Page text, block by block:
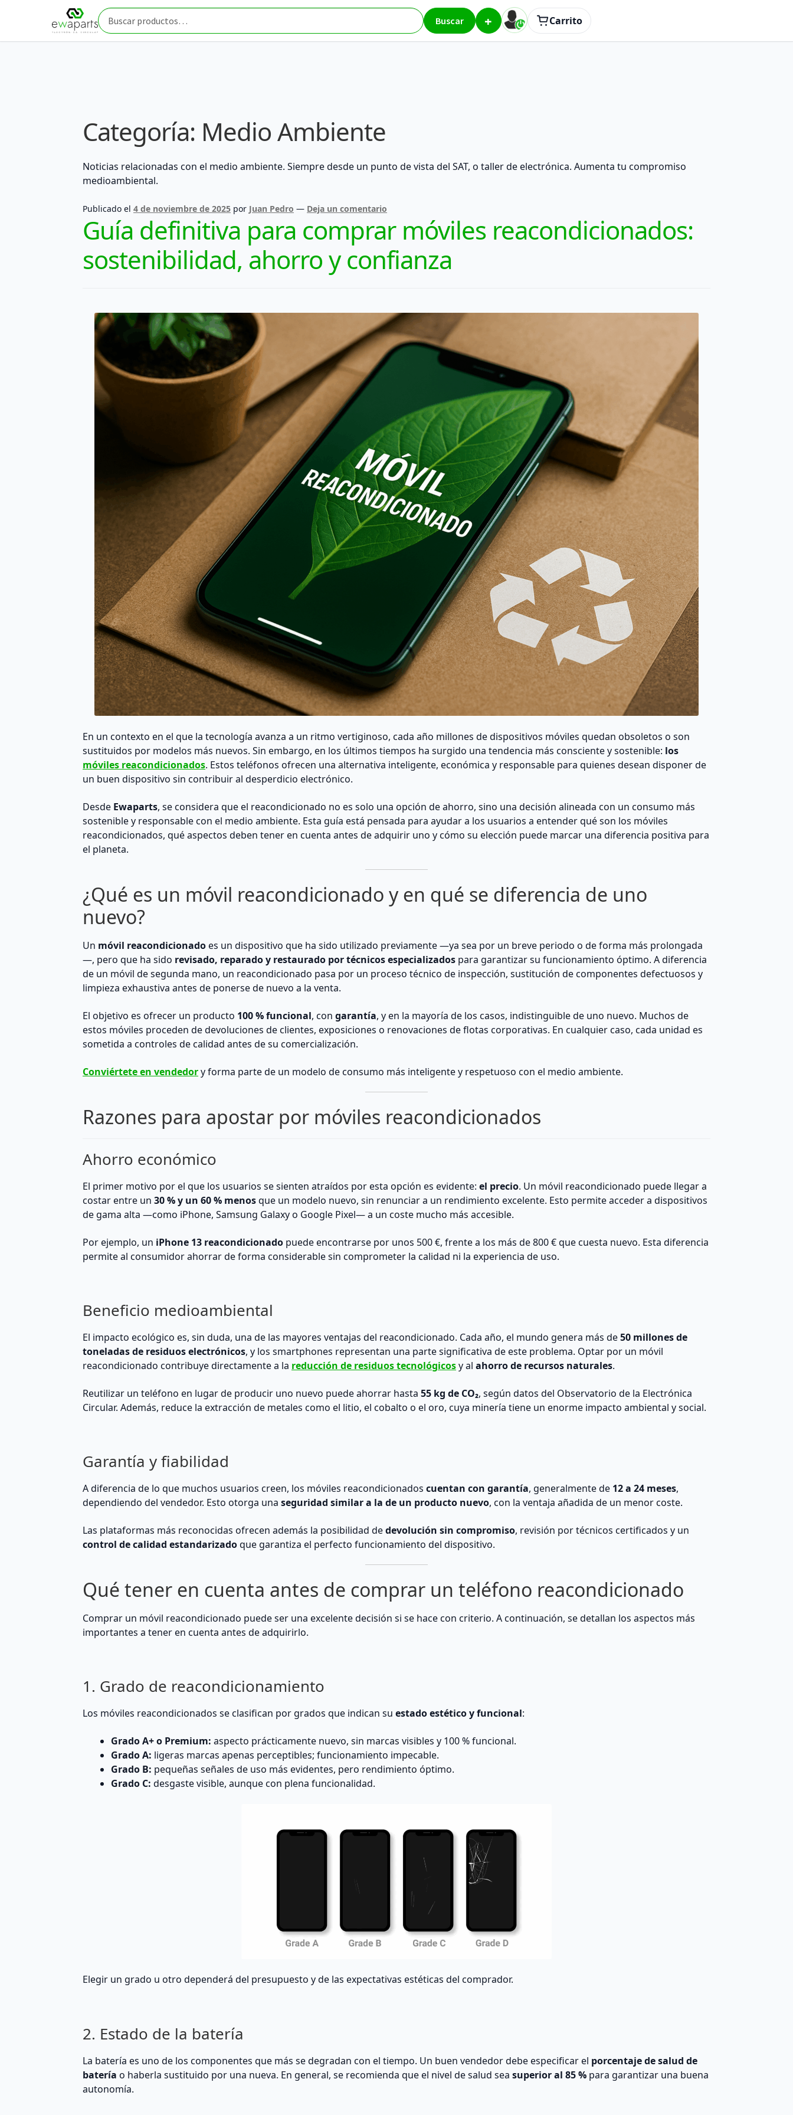
Buscar
por:
Buscar + Carrito
Inicio Medio Ambiente
Categoría: Medio Ambiente
Noticias relacionadas con el medio ambiente. Siempre desde un punto de vista del SAT, o taller de electrónica. Aumenta tu compromiso
medioambiental.
Publicado el4 de noviembre de 2025 por Juan Pedro — Deja un comentario
Guía definitiva para comprar móviles reacondicionados:
sostenibilidad, ahorro y confianza
En un contexto en el que la tecnología avanza a un ritmo vertiginoso, cada año millones de dispositivos móviles quedan obsoletos o son
sustituidos por modelos más nuevos. Sin embargo, en los últimos tiempos ha surgido una tendencia más consciente y sostenible: los
móviles reacondicionados. Estos teléfonos ofrecen una alternativa inteligente, económica y responsable para quienes desean disponer de
un buen dispositivo sin contribuir al desperdicio electrónico.
Desde Ewaparts, se considera que el reacondicionado no es solo una opción de ahorro, sino una decisión alineada con un consumo más
sostenible y responsable con el medio ambiente. Esta guía está pensada para ayudar a los usuarios a entender qué son los móviles
reacondicionados, qué aspectos deben tener en cuenta antes de adquirir uno y cómo su elección puede marcar una diferencia positiva para
el planeta.
¿Qué es un móvil reacondicionado y en qué se diferencia de uno
nuevo?
Un móvil reacondicionadoes un dispositivo que ha sido utilizado previamente —ya sea por un breve periodo o de forma más prolongada
—, pero que ha sido revisado, reparado y restaurado por técnicos especializados para garantizar su funcionamiento óptimo. A diferencia
de un móvil de segunda mano, un reacondicionado pasa por un proceso técnico de inspección, sustitución de componentes defectuosos y
limpieza exhaustiva antes de ponerse de nuevo a la venta.
El objetivo es ofrecer un producto 100 % funcional, congarantía, y en la mayoría de los casos, indistinguible de uno nuevo. Muchos de
estos móviles proceden de devoluciones de clientes, exposiciones o renovaciones de flotas corporativas. En cualquier caso, cada unidad es
sometida a controles de calidad antes de su comercialización.
Conviértete en vendedory forma parte de un modelo de consumo más inteligente y respetuoso con el medio ambiente.
Razones para apostar por móviles reacondicionados
Ahorro económico
El primer motivo por el que los usuarios se sienten atraídos por esta opción es evidente:el precio. Un móvil reacondicionado puede llegar a
costar entre un30 % y un 60 % menosque un modelo nuevo, sin renunciar a un rendimiento excelente. Esto permite acceder a dispositivos
de gama alta —como iPhone, Samsung Galaxy o Google Pixel— a un coste mucho más accesible.
Por ejemplo, un iPhone 13 reacondicionado puede encontrarse por unos 500 €, frente a los más de 800 € que cuesta nuevo. Esta diferencia
permite al consumidor ahorrar de forma considerable sin comprometer la calidad ni la experiencia de uso.
Beneficio medioambiental
El impacto ecológico es, sin duda, una de las mayores ventajas del reacondicionado. Cada año, el mundo genera más de50 millones de
toneladas de residuos electrónicos, y los smartphones representan una parte significativa de este problema. Optar por un móvil
reacondicionado contribuye directamente a la reducción de residuos tecnológicosy alahorro de recursos naturales.
Reutilizar un teléfono en lugar de producir uno nuevo puede ahorrar hasta55 kg de CO₂, según datos del Observatorio de la Electrónica
Circular. Además, reduce la extracción de metales como el litio, el cobalto o el oro, cuya minería tiene un enorme impacto ambiental y social.
Garantía y fiabilidad
A diferencia de lo que muchos usuarios creen, los móviles reacondicionadoscuentan con garantía, generalmente de 12 a 24 meses,
dependiendo del vendedor. Esto otorga unaseguridad similar a la de un producto nuevo, con la ventaja añadida de un menor coste.
Las plataformas más reconocidas ofrecen además la posibilidad dedevolución sin compromiso, revisión por técnicos certificados y un
control de calidad estandarizadoque garantiza el perfecto funcionamiento del dispositivo.
Qué tener en cuenta antes de comprar un teléfono reacondicionado
Comprar un móvil reacondicionado puede ser una excelente decisión si se hace con criterio. A continuación, se detallan los aspectos más
importantes a tener en cuenta antes de adquirirlo.
1. Grado de reacondicionamiento
Los móviles reacondicionados se clasifican por grados que indican suestado estético y funcional:
Grado A+ o Premium: aspecto prácticamente nuevo, sin marcas visibles y 100 % funcional.
Grado A: ligeras marcas apenas perceptibles; funcionamiento impecable.
Grado B: pequeñas señales de uso más evidentes, pero rendimiento óptimo.
Grado C: desgaste visible, aunque con plena funcionalidad.
Elegir un grado u otro dependerá del presupuesto y de las expectativas estéticas del comprador.
2. Estado de la batería
La batería es uno de los componentes que más se degradan con el tiempo. Un buen vendedor debe especificar el porcentaje de salud de
batería o haberla sustituido por una nueva. En general, se recomienda que el nivel de salud seasuperior al 85 % para garantizar una buena
autonomía.